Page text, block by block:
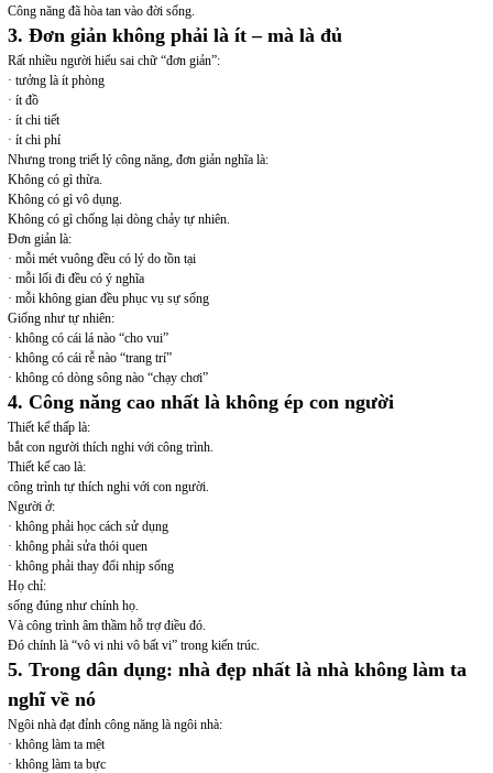
Công năng đã hòa tan vào đời sống.
3. Đơn giản không phải là ít – mà là đủ
Rất nhiều người hiểu sai chữ “đơn giản”:
· tưởng là ít phòng
· ít đồ
· ít chi tiết
· ít chi phí
Nhưng trong triết lý công năng, đơn giản nghĩa là:
Không có gì thừa.
Không có gì vô dụng.
Không có gì chống lại dòng chảy tự nhiên.
Đơn giản là:
· mỗi mét vuông đều có lý do tồn tại
· mỗi lối đi đều có ý nghĩa
· mỗi không gian đều phục vụ sự sống
Giống như tự nhiên:
· không có cái lá nào “cho vui”
· không có cái rễ nào “trang trí”
· không có dòng sông nào “chạy chơi”
4. Công năng cao nhất là không ép con người
Thiết kế thấp là:
bắt con người thích nghi với công trình.
Thiết kế cao là:
công trình tự thích nghi với con người.
Người ở:
· không phải học cách sử dụng
· không phải sửa thói quen
· không phải thay đổi nhịp sống
Họ chỉ:
sống đúng như chính họ.
Và công trình âm thầm hỗ trợ điều đó.
Đó chính là “vô vi nhi vô bất vi” trong kiến trúc.
5. Trong dân dụng: nhà đẹp nhất là nhà không làm ta
nghĩ về nó
Ngôi nhà đạt đỉnh công năng là ngôi nhà:
· không làm ta mệt
· không làm ta bực